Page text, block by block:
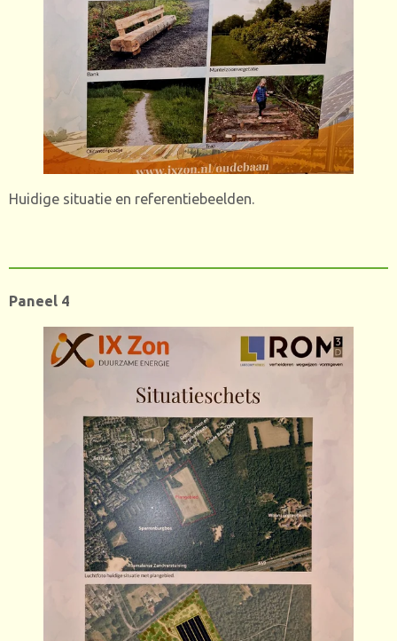
Huidige situatie en referentiebeelden.
Paneel 4